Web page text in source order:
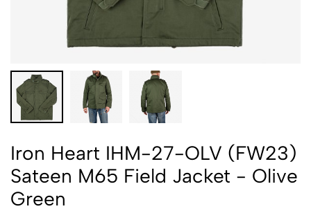
Iron Heart IHM-27-OLV (FW23)
Sateen M65 Field Jacket - Olive
Green